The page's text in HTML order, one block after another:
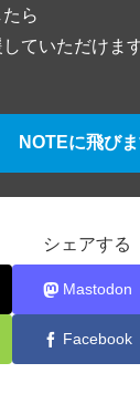
ら
ていただけま
NOTEに飛び
シェアする
Mastodon
Facebook